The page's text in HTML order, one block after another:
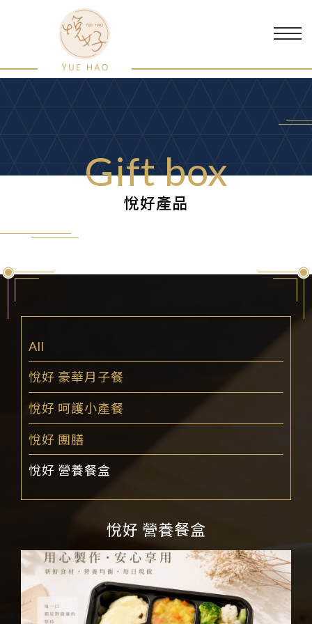
Gift box
悅好產品
All
悅好 豪華月子餐
悅好 呵護小產餐
悅好 團膳
悅好 營養餐盒
悅好 營養餐盒